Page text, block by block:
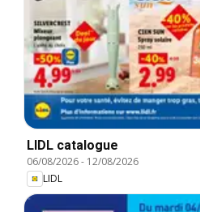
LIDL catalogue
06/08/2026- 12/08/2026
LIDL